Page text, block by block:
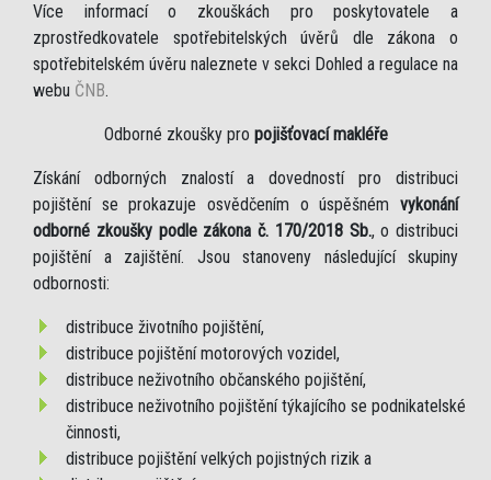
Více informací o zkouškách pro poskytovatele a
zprostředkovatele spotřebitelských úvěrů dle zákona o
spotřebitelském úvěru naleznete v sekci Dohled a regulace na
webu ČNB.
Odborné zkoušky pro pojišťovací makléře
Získání odborných znalostí a dovedností pro distribuci
pojištění se prokazuje osvědčením o úspěšném vykonání
odborné zkoušky podle zákona č. 170/2018 Sb., o distribuci
pojištění a zajištění. Jsou stanoveny následující skupiny
odbornosti:
distribuce životního pojištění,
distribuce pojištění motorových vozidel,
distribuce neživotního občanského pojištění,
distribuce neživotního pojištění týkajícího se podnikatelské
činnosti,
distribuce pojištění velkých pojistných rizik a